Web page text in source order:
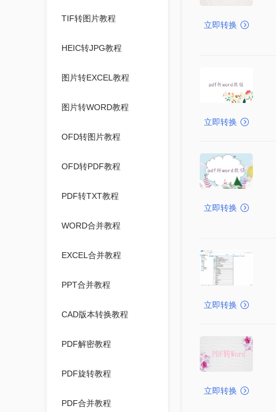
TIF转图片教程
HEIC转JPG教程
图片转EXCEL教程
图片转WORD教程
OFD转图片教程
OFD转PDF教程
PDF转TXT教程
WORD合并教程
EXCEL合并教程
PPT合并教程
CAD版本转换教程
PDF解密教程
PDF旋转教程
PDF合并教程
立即转换
立即转换
立即转换
立即转换
立即转换